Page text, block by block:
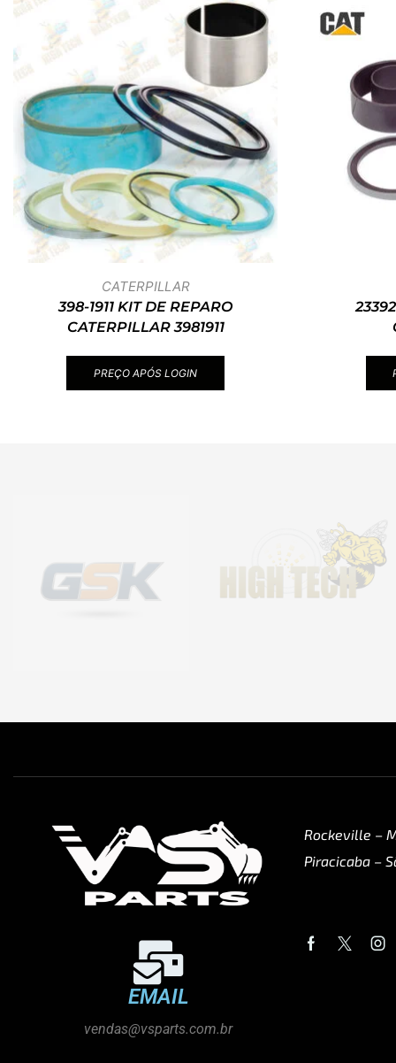
CATERPILLAR
398-1911 KIT DE REPARO
CATERPILLAR 3981911
PREÇO APÓS LOGIN
EMAIL
vendas@vsparts.com.br
Rockeville –
Piracicaba –